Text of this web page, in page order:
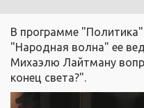
В программе
"Народная волна" ее
Михаэлю Лайтману
конец света?".